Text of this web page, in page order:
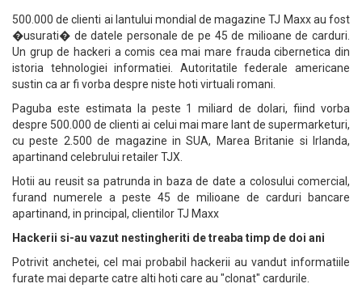
500.000 de clienti ai lantului mondial de magazine TJ Maxx au fost
�usurati� de datele personale de pe 45 de milioane de carduri.
Un grup de hackeri a comis cea mai mare frauda cibernetica din
istoria tehnologiei informatiei. Autoritatile federale americane
sustin ca ar fi vorba despre niste hoti virtuali romani.
Paguba este estimata la peste 1 miliard de dolari, fiind vorba
despre 500.000 de clienti ai celui mai mare lant de supermarketuri,
cu peste 2.500 de magazine in SUA, Marea Britanie si Irlanda,
apartinand celebrului retailer TJX.
Hotii au reusit sa patrunda in baza de date a colosului comercial,
furand numerele a peste 45 de milioane de carduri bancare
apartinand, in principal, clientilor TJ Maxx
Hackerii si-au vazut nestingheriti de treaba timp de doi ani
Potrivit anchetei, cel mai probabil hackerii au vandut informatiile
furate mai departe catre alti hoti care au "clonat" cardurile.